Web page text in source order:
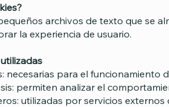
archivos de texto que se
la experiencia de usuario.
necesarias para el funcionamiento
permiten analizar el
utilizadas por servicios